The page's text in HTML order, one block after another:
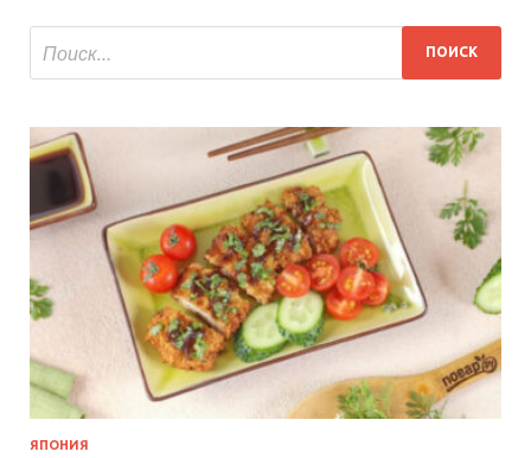
ЯПОНИЯ